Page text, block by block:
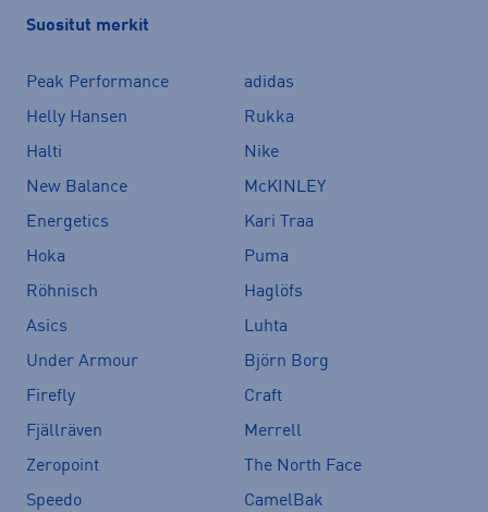
Suositut merkit
Peak Performance
adidas
Helly Hansen
Rukka
Halti
Nike
New Balance
McKINLEY
Energetics
Kari Traa
Hoka
Puma
Röhnisch
Haglöfs
Asics
Luhta
Under Armour
Björn Borg
Firefly
Craft
Fjällräven
Merrell
Zeropoint
The North Face
Speedo
CamelBak